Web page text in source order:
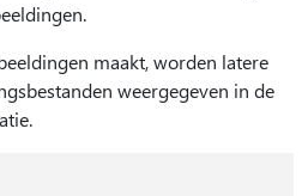
maakt, worden latere
weergegeven in de